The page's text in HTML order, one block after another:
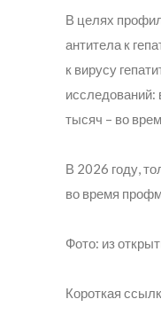
В целях
антитела к
к вирусу
тысяч – во
В 2026 году,
во время
Фото: из
Короткая